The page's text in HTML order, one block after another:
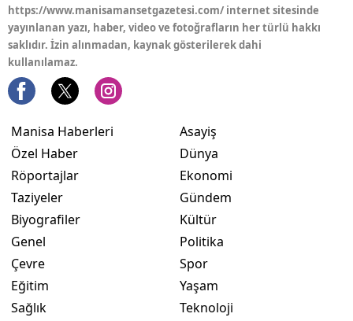
https://www.manisamansetgazetesi.com/ internet sitesinde
yayınlanan yazı, haber, video ve fotoğrafların her türlü hakkı
saklıdır. İzin alınmadan, kaynak gösterilerek dahi
kullanılamaz.
Manisa Haberleri
Özel Haber
Röportajlar
Taziyeler
Biyografiler
Genel
Çevre
Eğitim
Sağlık
Asayiş
Dünya
Ekonomi
Gündem
Kültür
Politika
Spor
Yaşam
Teknoloji